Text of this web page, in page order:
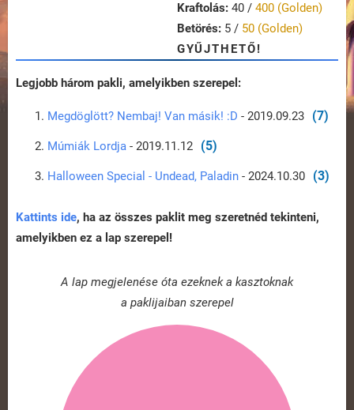
Kraftolás: 40 / 400 (Golden)
Betörés: 5 / 50 (Golden)
GYŰJTHETŐ!
Legjobb három pakli, amelyikben szerepel:
Megdöglött? Nembaj! Van másik! :D - 2019.09.23 (7)
Múmiák Lordja - 2019.11.12 (5)
Halloween Special - Undead, Paladin - 2024.10.30 (3)
Kattints ide, ha az összes paklit meg szeretnéd tekinteni,
amelyikben ez a lap szerepel!
A lap megjelenése óta ezeknek a kasztoknak
a paklijaiban szerepel